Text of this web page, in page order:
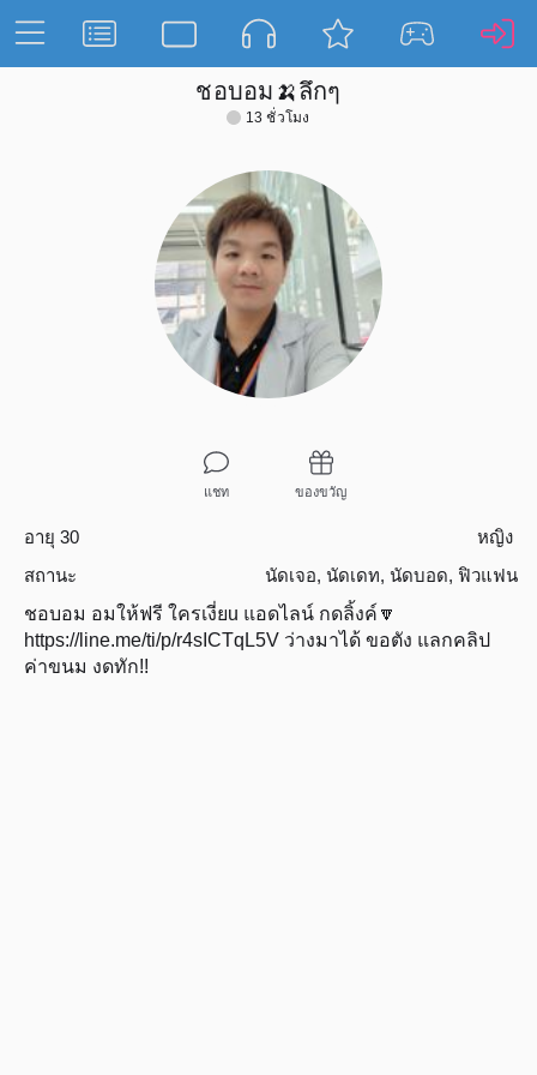
ชอบอม🍌ลึกๆ
13 ชั่วโมง
แชท ของขวัญ
อายุ 30
หญิง
สถานะ
นัดเจอ, นัดเดท, นัดบอด, ฟิวแฟน
ชอบอม อมให้ฟรี ใครเงี่ยu แอดไลน์ กดลิ้งค์🔽
https://line.me/ti/p/r4sICTqL5V ว่างมาได้ ขอตัง แลกคลิป
ค่าขนม งดทัก!!